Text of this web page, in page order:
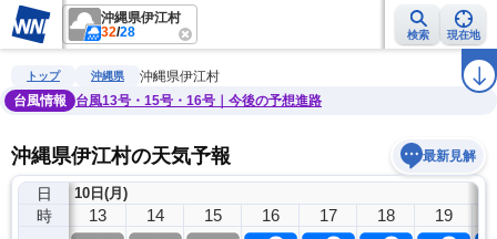
沖縄県伊江村
32/28 検索 現在地
雨雲レーダー 台風情報 地震情報 ラ
トップ 沖縄県
沖縄県伊江村
台風情報
台風13号・15号・16号｜今後の予想進路
沖縄県伊江村の天気予報 最新見解
日
時
10日(月)
12 13 14 15 16 17 18 19